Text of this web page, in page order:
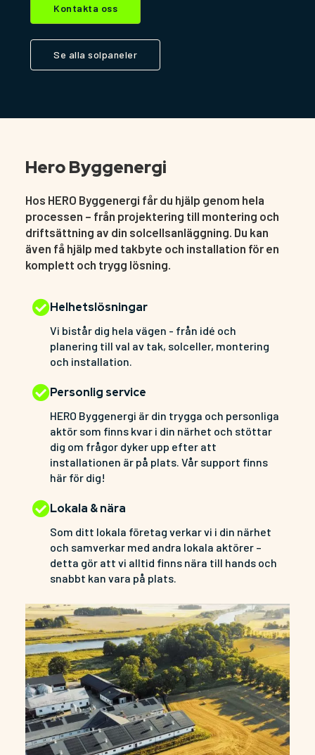
Kontakta oss
Se alla solpaneler
Hero Byggenergi
Hos HERO Byggenergi får du hjälp genom hela
processen – från projektering till montering och
driftsättning av din solcellsanläggning. Du kan
även få hjälp med takbyte och installation för en
komplett och trygg lösning.
Helhetslösningar
Vi bistår dig hela vägen - från idé och
planering till val av tak, solceller, montering
och installation.
Personlig service
HERO Byggenergi är din trygga och personliga
aktör som finns kvar i din närhet och stöttar
dig om frågor dyker upp efter att
installationen är på plats. Vår support finns
här för dig!
Lokala & nära
Som ditt lokala företag verkar vi i din närhet
och samverkar med andra lokala aktörer –
detta gör att vi alltid finns nära till hands och
snabbt kan vara på plats.